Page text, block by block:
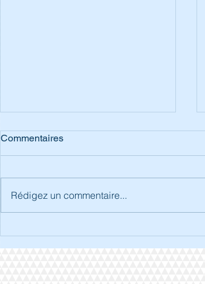
Séjour à Arcachon.
Commentaires
Rédigez un commentaire...